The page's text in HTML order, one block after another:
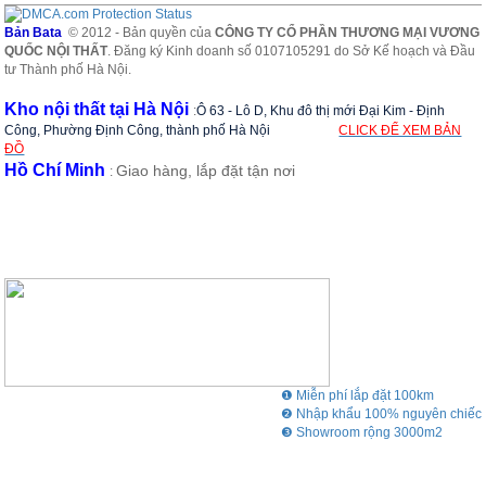
Bản Bata © 2012 - Bản quyền củaCÔNG TY CỔ PHẦN THƯƠNG MẠI VƯƠNG
QUỐC NỘI THẤT. Đăng ký Kinh doanh số 0107105291 do Sở Kế hoạch và Đầu
tư Thành phố Hà Nội.
Kho nội thất tại Hà Nội :Ô 63 - Lô D, Khu đô thị mới Đại Kim - Định
Công, Phường Định Công, thành phố Hà Nội
CLICK ĐỂ XEM BẢN
ĐỒ
Hồ Chí Minh :Giao hàng, lắp đặt tận nơi
❶ Miễn phí lắp đặt 100km
❷ Nhập khẩu 100% nguyên chiếc
❸ Showroom rộng 3000m2